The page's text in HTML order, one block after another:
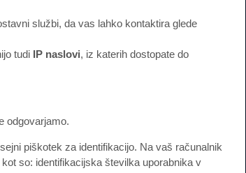
službi, da vas lahko kontaktira glede
tudi IP naslovi, iz katerih dostopate do
odgovarjamo.
piškotek za identifikacijo. Na vaš računalnik
so: identifikacijska številka uporabnika v